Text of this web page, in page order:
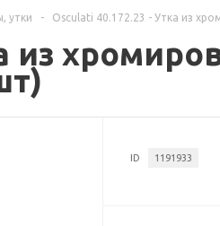
утки - Osculati 40.172.23 - Утка из
из
ID 1191933